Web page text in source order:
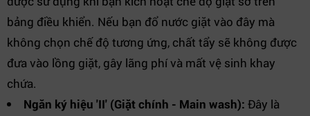
bảng điều khiển. Nếu bạn đổ nước giặt vào đây mà
không chọn chế độ tương ứng, chất tẩy sẽ không được
đưa vào lồng giặt, gây lãng phí và mất vệ sinh khay
chứa.
Ngăn ký hiệu 'II' (Giặt chính - Main wash): Đây là